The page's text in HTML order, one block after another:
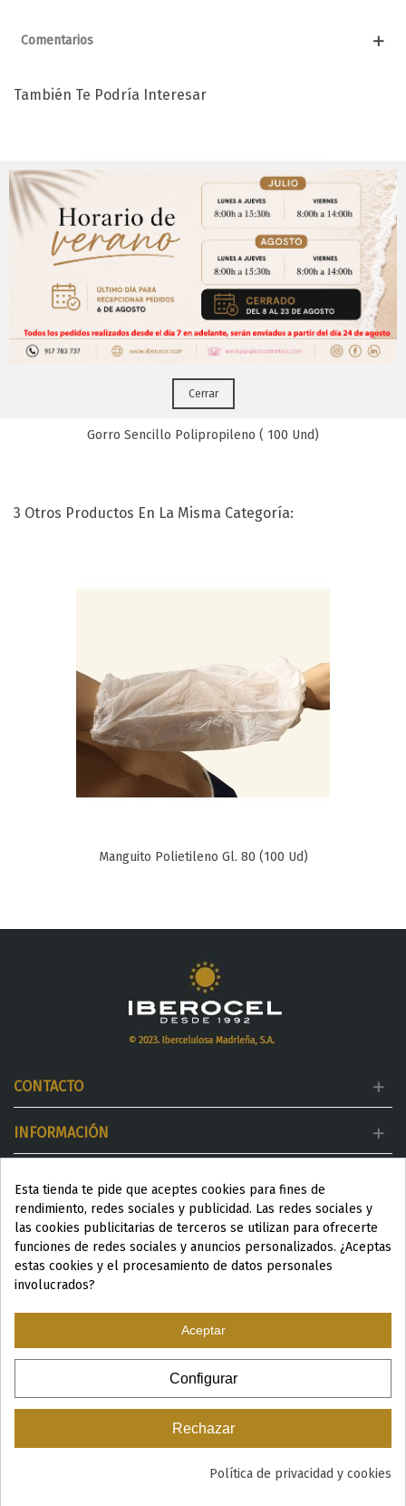
Comentarios
También Te Podría Interesar
Gorro Sencillo Polipropileno ( 100 Und)
3 Otros Productos En La Misma Categoría:
Manguito Polietileno Gl. 80 (100 Ud)
CONTACTO
INFORMACIÓN
DESTACADOS
ESP|ENG
© 2024 Productos Wellness para Spa y Centros de estética
Aviso Importante
¡Regístrate para acceder a los precios y realizar
tus pedidos online.!
Puedes hacerlo desdeAqui!
CERRAR
Cerrar
Esta tienda te pide que aceptes cookies para fines de
rendimiento, redes sociales y publicidad. Las redes sociales y
las cookies publicitarias de terceros se utilizan para ofrecerte
funciones de redes sociales y anuncios personalizados. ¿Aceptas
estas cookies y el procesamiento de datos personales
involucrados?
Aceptar
Configurar
Rechazar
Política de privacidad y cookies